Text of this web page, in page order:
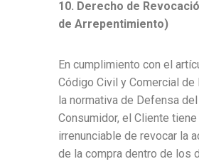
10. Derecho de
de Arrepentimiento)
En cumplimiento con el
Código Civil y Comercial de
la normativa de Defensa del
Consumidor, el Cliente
irrenunciable de revocar la
de la compra dentro de los